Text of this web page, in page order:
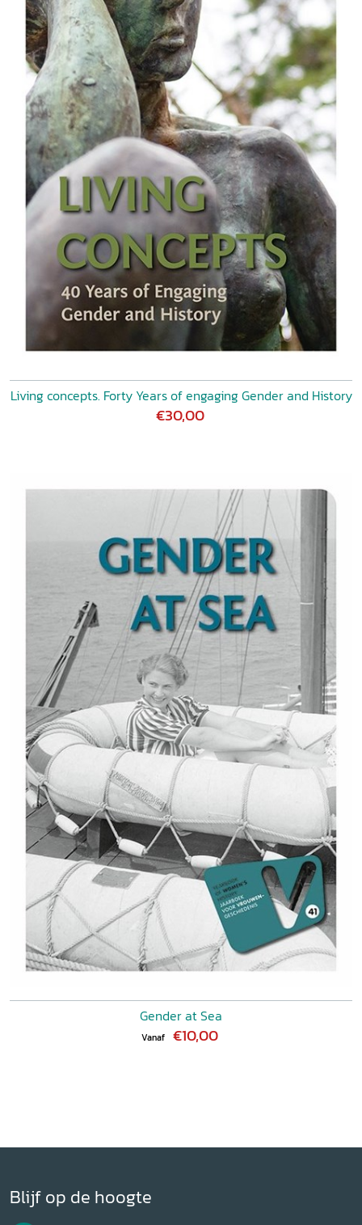
Living concepts. Forty Years of engaging Gender and History
€30,00
Gender at Sea
Vanaf €10,00
Blijf op de hoogte